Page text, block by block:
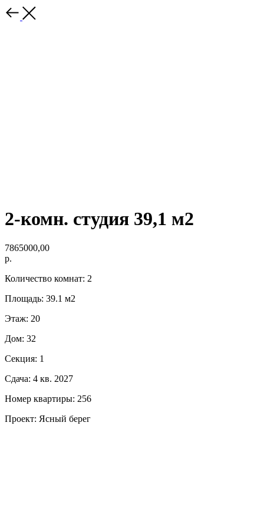
2-комн. студия 39,1 м2
7865000,00
р.
Количество комнат: 2
Площадь: 39.1 м2
Этаж: 20
Дом: 32
Секция: 1
Сдача: 4 кв. 2027
Номер квартиры: 256
Проект: Ясный берег